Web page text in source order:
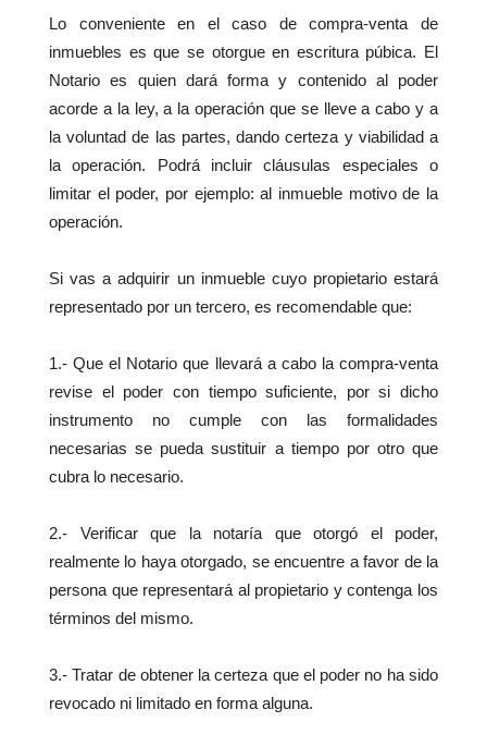
Lo conveniente en el caso de compra-venta de
inmuebles es que se otorgue en escritura púbica. El
Notario es quien dará forma y contenido al poder
acorde a la ley, a la operación que se lleve a cabo y a
la voluntad de las partes, dando certeza y viabilidad a
la operación. Podrá incluir cláusulas especiales o
limitar el poder, por ejemplo: al inmueble motivo de la
operación.
Si vas a adquirir un inmueble cuyo propietario estará
representado por un tercero, es recomendable que:
1.- Que el Notario que llevará a cabo la compra-venta
revise el poder con tiempo suficiente, por si dicho
instrumento no cumple con las formalidades
necesarias se pueda sustituir a tiempo por otro que
cubra lo necesario.
2.- Verificar que la notaría que otorgó el poder,
realmente lo haya otorgado, se encuentre a favor de la
persona que representará al propietario y contenga los
términos del mismo.
3.- Tratar de obtener la certeza que el poder no ha sido
revocado ni limitado en forma alguna.